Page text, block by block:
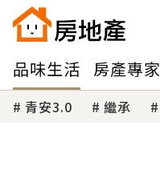
品味生活 房產專家
青安3.0 繼承